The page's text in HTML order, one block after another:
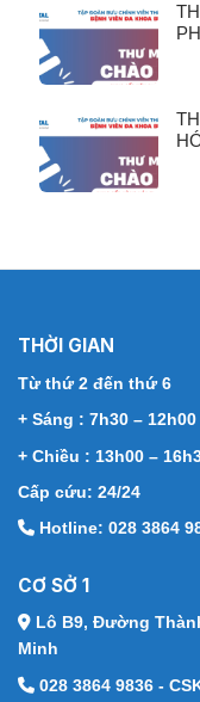
THỜI GIAN
Từ thứ 2 đến thứ 6
+ Sáng : 7h30 – 12h00
+ Chiều : 13h00 –
Cấp cứu: 24/24
Hotline: 028 3864
CƠ SỞ 1
Lô B9, Đường
Minh
028 3864 9836 -